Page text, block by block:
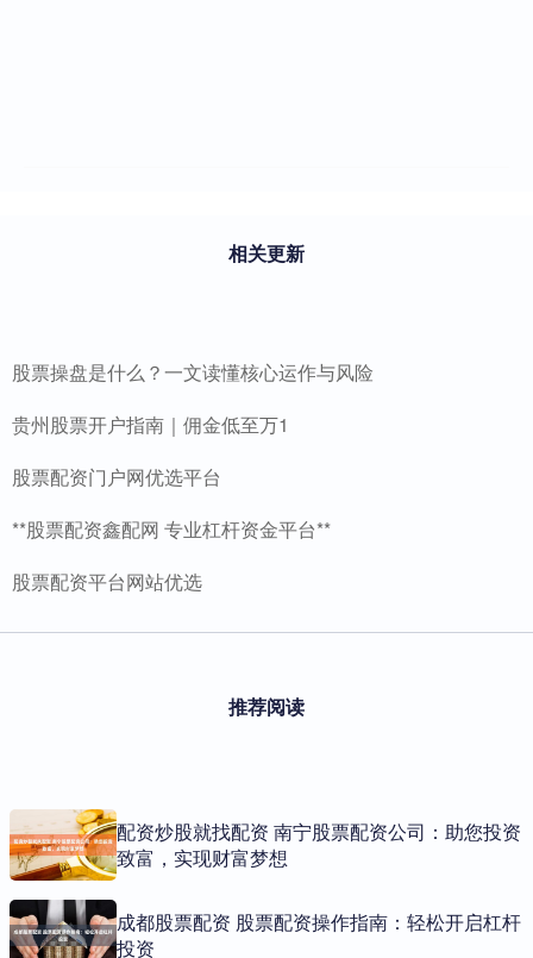
相关更新
股票操盘是什么？一文读懂核心运作与风险
贵州股票开户指南｜佣金低至万1
股票配资门户网优选平台
**股票配资鑫配网 专业杠杆资金平台**
股票配资平台网站优选
推荐阅读
配资炒股就找配资 南宁股票配资公司：助您投资
致富，实现财富梦想
成都股票配资 股票配资操作指南：轻松开启杠杆
投资